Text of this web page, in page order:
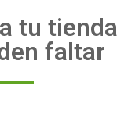
tu tienda
faltar